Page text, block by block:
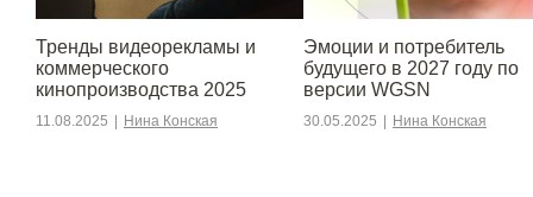
Тренды видеорекламы и
коммерческого
кинопроизводства 2025
11.08.2025 | Нина Конская
Эмоции и потребитель
будущего в 2027 году по
версии WGSN
30.05.2025 | Нина Конская